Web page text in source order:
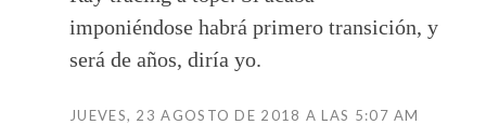
imponiéndose habrá primero transición, y
será de años, diría yo.
JUEVES, 23 AGOSTO DE 2018 A LAS 5:07 AM